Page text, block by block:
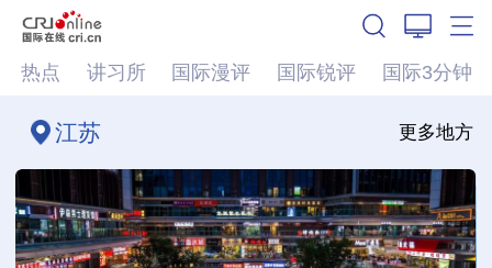
热点 讲习所 国际漫评 国际锐评 国际3分钟
江苏 更多地方